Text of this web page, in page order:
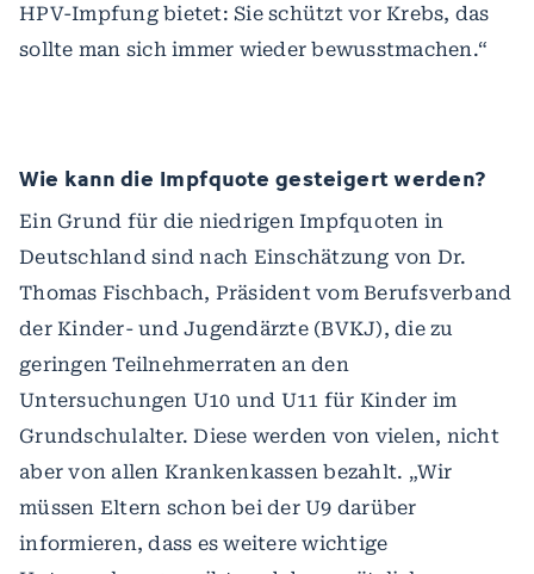
HPV-Impfung bietet: Sie schützt vor Krebs, das
sollte man sich immer wieder bewusstmachen.“
Wie kann die Impfquote gesteigert werden?
Ein Grund für die niedrigen Impfquoten in
Deutschland sind nach Einschätzung von Dr.
Thomas Fischbach, Präsident vom Berufsverband
der Kinder- und Jugendärzte (BVKJ), die zu
geringen Teilnehmerraten an den
Untersuchungen U10 und U11 für Kinder im
Grundschulalter. Diese werden von vielen, nicht
aber von allen Krankenkassen bezahlt. „Wir
müssen Eltern schon bei der U9 darüber
informieren, dass es weitere wichtige